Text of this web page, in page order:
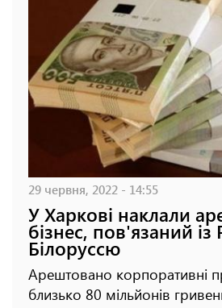
29 червня, 2022 - 14:55
У Харкові наклали
бізнес, пов'язаний із
Білоруссю
Арештовано корпоративні
близько 80 мільйонів